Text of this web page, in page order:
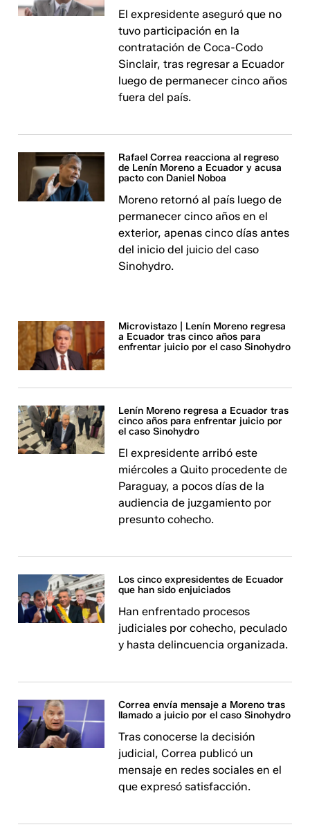
El expresidente aseguró que no
tuvo participación en la
contratación de Coca-Codo
Sinclair, tras regresar a Ecuador
luego de permanecer cinco años
fuera del país.
Rafael Correa reacciona al regreso
de Lenín Moreno a Ecuador y acusa
pacto con Daniel Noboa
Moreno retornó al país luego de
permanecer cinco años en el
exterior, apenas cinco días antes
del inicio del juicio del caso
Sinohydro.
Microvistazo | Lenín Moreno regresa
a Ecuador tras cinco años para
enfrentar juicio por el caso Sinohydro
Lenín Moreno regresa a Ecuador tras
cinco años para enfrentar juicio por
el caso Sinohydro
El expresidente arribó este
miércoles a Quito procedente de
Paraguay, a pocos días de la
audiencia de juzgamiento por
presunto cohecho.
Los cinco expresidentes de Ecuador
que han sido enjuiciados
Han enfrentado procesos
judiciales por cohecho, peculado
y hasta delincuencia organizada.
Correa envía mensaje a Moreno tras
llamado a juicio por el caso Sinohydro
Tras conocerse la decisión
judicial, Correa publicó un
mensaje en redes sociales en el
que expresó satisfacción.